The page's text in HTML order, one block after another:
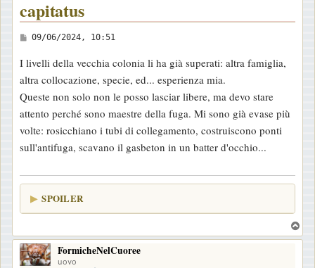
capitatus
M
s
s
a
g
g
i
09/06/2024, 10:51
I livelli della vecchia colonia li ha già superati: altra famiglia,
altra collocazione, specie, ed... esperienza mia.
Queste non solo non le posso lasciar libere, ma devo stare
attento perché sono maestre della fuga. Mi sono già evase più
volte: rosicchiano i tubi di collegamento, costruiscono ponti
sull'antifuga, scavano il gasbeton in un batter d'occhio...
SPOILER
o
FormicheNelCuoree
uovo